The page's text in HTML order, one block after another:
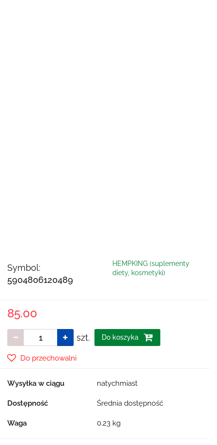
Symbol:
5904806120489
HEMPKING (suplementy
diety, kosmetyki)
85.00
szt. Do koszyka
Do przechowalni
Wysyłka w ciągu natychmiast
Dostępność Średnia dostępność
Waga 0.23 kg